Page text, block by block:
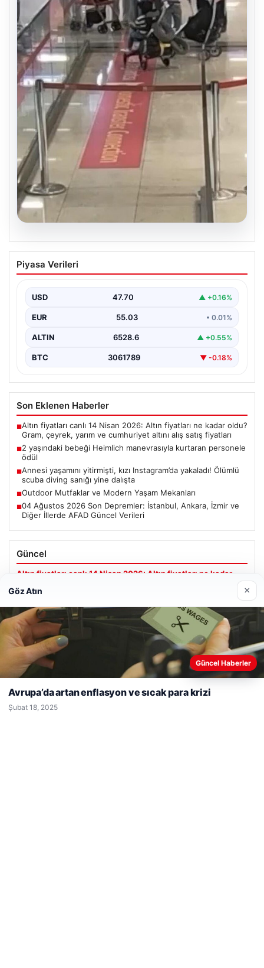
05.08.2026
2 yaşındaki bebeği Heimlich
manevrasıyla kurtaran personele ödül
Kurtaran Görevlilere Takdir Belgesi”, “content”: “
İstanbul…
Piyasa Verileri
USD 47.70 ▲ +0.16%
EUR 55.03 • 0.01%
ALTIN 6528.6 ▲ +0.55%
BTC 3061789 ▼ -0.18%
Son Eklenen Haberler
■Altın fiyatları canlı 14 Nisan 2026: Altın fiyatları ne kadar oldu?
Gram, çeyrek, yarım ve cumhuriyet altını alış satış fiyatları
■2 yaşındaki bebeği Heimlich manevrasıyla kurtaran personele
ödül
■Annesi yaşamını yitirmişti, kızı Instagram’da yakaladı! Ölümlü
scuba diving sanığı yine dalışta
■Outdoor Mutfaklar ve Modern Yaşam Mekanları
■04 Ağustos 2026 Son Depremler: İstanbul, Ankara, İzmir ve
Diğer İllerde AFAD Güncel Verileri
Güncel
Altın fiyatları canlı 14 Nisan 2026: Altın fiyatları ne kadar
fiyatları
Ağustos 5, 2026
personele ödül
Web sitemizi nasıl kullandığınızı daha iyi anlayabilmek,
deneyiminizi kişiselleştirmek ve geliştirmek amacıyla çerezler
Reddet Kabul Et
Göz Atın ×
Güncel Haberler
Avrupa’da artan enflasyon ve sıcak para krizi
Şubat 18, 2025